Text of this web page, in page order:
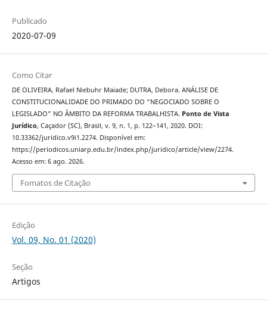
Publicado
2020-07-09
Como Citar
DE OLIVEIRA, Rafael Niebuhr Maiade; DUTRA, Debora. ANÁLISE DE
CONSTITUCIONALIDADE DO PRIMADO DO “NEGOCIADO SOBRE O
LEGISLADO” NO ÂMBITO DA REFORMA TRABALHISTA. Ponto de Vista
Jurídico, Caçador (SC), Brasil, v. 9, n. 1, p. 122–141, 2020. DOI:
10.33362/juridico.v9i1.2274. Disponível em:
https://periodicos.uniarp.edu.br/index.php/juridico/article/view/2274.
Acesso em: 6 ago. 2026.
Fomatos de Citação
Edição
Vol. 09, No. 01 (2020)
Seção
Artigos